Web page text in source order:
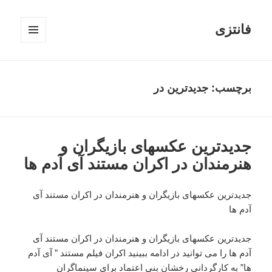
فانتزی
برچسب: جدیدترین در
جدیدترین عکسهای بازیگران و
هنرمندان در اکران مستند آی آدم ها
جدیدترین عکسهای بازیگران و هنرمندان در اکران مستند آی
آدم ها
جدیدترین عکسهای بازیگران و هنرمندان در اکران مستند آی
آدم ها را می توانید در ادامه ببینید اکران فیلم مستند ” آی آدم
ها” به کارگردانی رخشان بنی اعتماد برای سینماگران